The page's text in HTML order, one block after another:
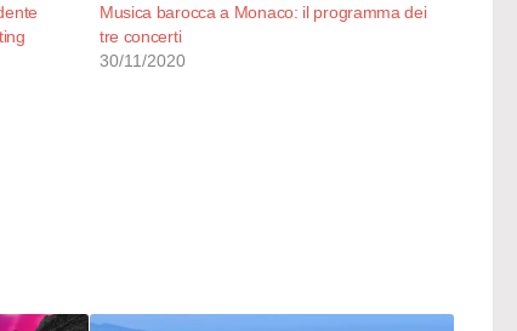
Musica barocca a Monaco: il programma dei
tre concerti
30/11/2020